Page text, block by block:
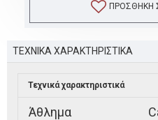
ΠΡΟΣΘΉΚΗ
ΤΕΧΝΙΚΑ ΧΑΡΑΚΤΗΡΙΣΤΙΚΑ
Τεχνικά χαρακτηριστικά
Άθλημα